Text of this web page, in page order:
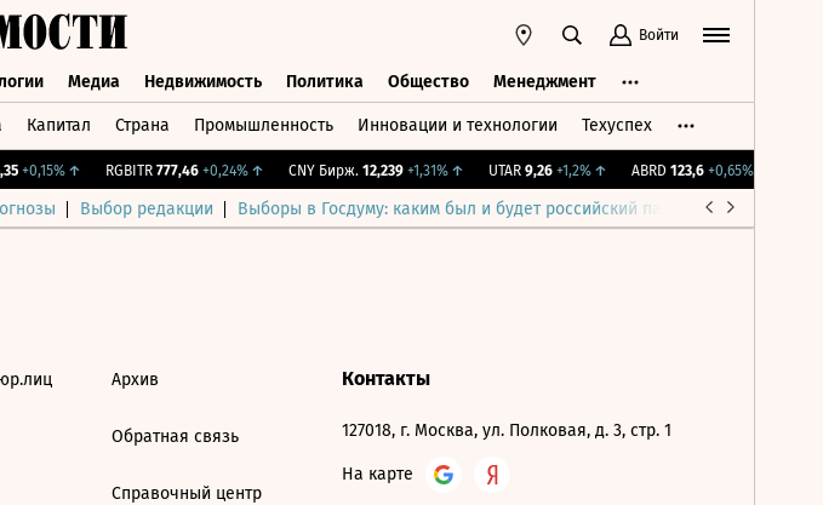
Войти
Медиа Недвижимость Политика Общество Менеджмент
Капитал Страна Промышленность Инновации и технологии Техуспех
+0,15%↑ RGBITR 777,46 +0,24%↑ CNY Бирж. 12,239 +1,31%↑ UTAR 9,26 +1,2%↑ ABRD 123,6 +0,65%↑
Выбор редакции Выборы в Госдуму: каким был и будет российский парламент
Архив
Обратная связь
Справочный центр
Контакты
127018, г. Москва, ул. Полковая, д. 3, стр. 1
На карте